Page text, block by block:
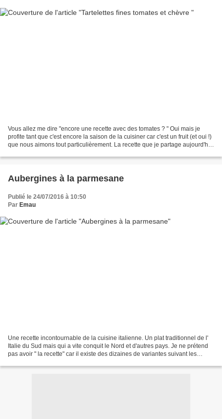
Vous allez me dire "encore une recette avec des tomates ? " Oui mais je
profite tant que c'est encore la saison de la cuisiner car c'est un fruit (et oui !)
que nous aimons tout particulièrement. La recette que je partage aujourd'hui
Aubergines à la parmesane
Publié le 24/07/2016 à 10:50
Par Emau
Une recette incontournable de la cuisine italienne. Un plat traditionnel de l'
Italie du Sud mais qui a vite conquit le Nord et d'autres pays. Je ne prétend
pas avoir " la recette" car il existe des dizaines de variantes suivant les